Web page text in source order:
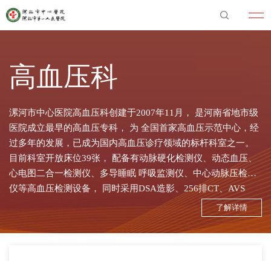
高血压科
漯河市中心医院高血压科创建于2007年11月， 是河南省地市级
医院成立最早的高血压专科， 为 全国首家高血压示范中心，经
过多年的发展，已成为国内高血压诊疗领域的标杆科室之一。
目前科室开放床位39张， 配备有动脉硬化检测仪、动态血压、
心电图二合一检测仪、多导睡眠 呼吸监测仪、中心动脉压检测
仪等高血压检测设备， 同时采用DSA造影、256排CT、AVS
（肾上腺 静脉采血术） 及MN、 NMN、 肾素、醛固酮等相关
激素测定， 对肾动脉狭窄、原发性醛固酮增多 症， 嗜铬细胞瘤
等继发性高血压进行病因筛查和诊断， 并通过焦虑抑郁及睡眠
了解详情